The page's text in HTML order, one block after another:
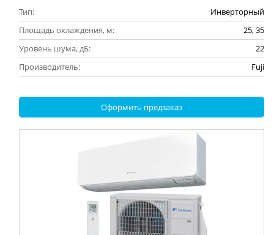
Тип:
Инверторный
Площадь охлаждения, м:
25, 35
Уровень шума, дБ:
22
Производитель:
Fuji
Оформить предзаказ